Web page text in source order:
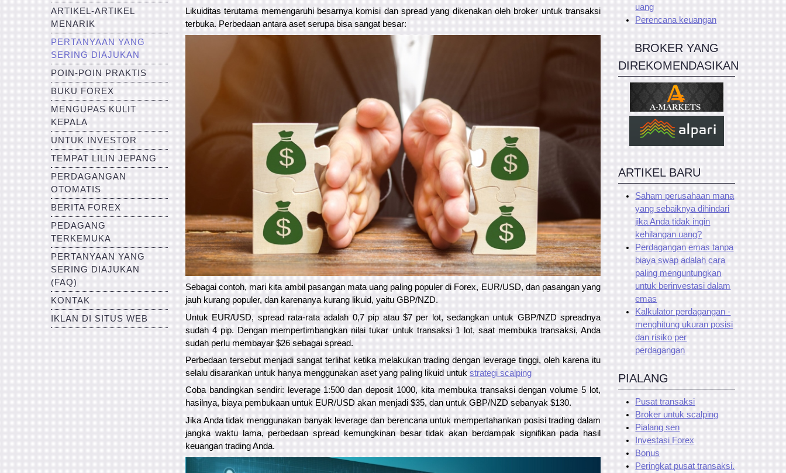
ARTIKEL-ARTIKEL
MENARIK
PERTANYAAN YANG
SERING DIAJUKAN
POIN-POIN PRAKTIS
BUKU FOREX
MENGUPAS KULIT
KEPALA
UNTUK INVESTOR
TEMPAT LILIN JEPANG
PERDAGANGAN
OTOMATIS
BERITA FOREX
PEDAGANG
TERKEMUKA
PERTANYAAN YANG
SERING DIAJUKAN
(FAQ)
KONTAK
IKLAN DI SITUS WEB
Likuiditas terutama memengaruhi besarnya komisi dan spread yang dikenakan oleh broker untuk transaksi
terbuka. Perbedaan antara aset serupa bisa sangat besar:
Sebagai contoh, mari kita ambil pasangan mata uang paling populer di Forex, EUR/USD, dan pasangan yang
jauh kurang populer, dan karenanya kurang likuid, yaitu GBP/NZD.
Untuk EUR/USD, spread rata-rata adalah 0,7 pip atau $7 per lot, sedangkan untuk GBP/NZD spreadnya
sudah 4 pip. Dengan mempertimbangkan nilai tukar untuk transaksi 1 lot, saat membuka transaksi, Anda
sudah perlu membayar $26 sebagai spread.
Perbedaan tersebut menjadi sangat terlihat ketika melakukan trading dengan leverage tinggi, oleh karena itu
selalu disarankan untuk hanya menggunakan aset yang paling likuid untuk strategi scalping
Coba bandingkan sendiri: leverage 1:500 dan deposit 1000, kita membuka transaksi dengan volume 5 lot,
hasilnya, biaya pembukaan untuk EUR/USD akan menjadi $35, dan untuk GBP/NZD sebanyak $130.
Jika Anda tidak menggunakan banyak leverage dan berencana untuk mempertahankan posisi trading dalam
jangka waktu lama, perbedaan spread kemungkinan besar tidak akan berdampak signifikan pada hasil
keuangan trading Anda.
uang
Perencana keuangan
BROKER YANG
DIREKOMENDASIKAN
ARTIKEL BARU
Saham perusahaan mana
yang sebaiknya dihindari
jika Anda tidak ingin
kehilangan uang?
Perdagangan emas tanpa
biaya swap adalah cara
paling menguntungkan
untuk berinvestasi dalam
emas
Kalkulator perdagangan -
menghitung ukuran posisi
dan risiko per
perdagangan
PIALANG
Pusat transaksi
Broker untuk scalping
Pialang sen
Investasi Forex
Bonus
Peringkat pusat transaksi.